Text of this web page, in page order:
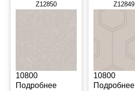
Z12850
10800
Подробнее
Z12849
10800
Подробнее